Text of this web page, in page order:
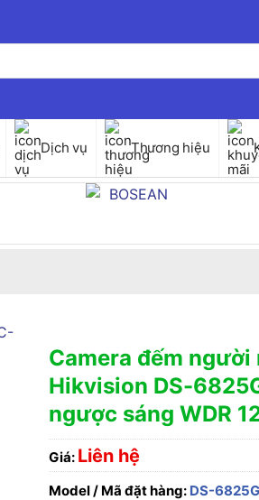
Dịch vụ Thương hiệu
Camera đếm người
Hikvision DS-
ngược sáng WDR
Giá: Liên hệ
Model / Mã đặt hàng: DS-